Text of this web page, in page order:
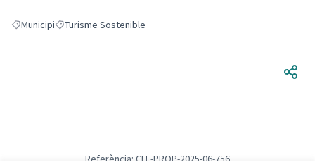
Resultats en filtrar per: Municipi
MunicipiResultats en filtrar per: Turisme Sostenible
Turisme Sostenible
Referència: CLF-PROP-2025-06-756